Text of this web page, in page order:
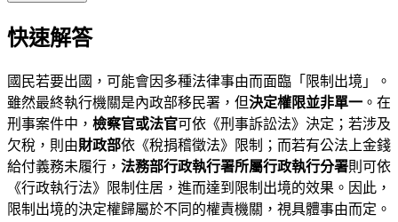
快速解答
國民若要出國，可能會因多種法律事由而面臨「限制出境」。
雖然最終執行機關是內政部移民署，但決定權限並非單一 。在
刑事案件中， 檢察官或法官可依《刑事訴訟法》決定；若涉及
欠稅，則由財政部依《稅捐稽徵法》限制；而若有公法上金錢
給付義務未履行， 法務部行政執行署所屬行政執行分署則可依
《行政執行法》限制住居，進而達到限制出境的效果。因此，
限制出境的決定權歸屬於不同的權責機關，視具體事由而定。